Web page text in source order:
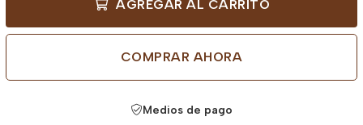
AGREGAR AL CARRITO
COMPRAR AHORA
Medios de pago